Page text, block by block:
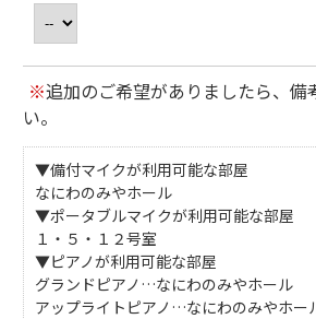
※追加のご希望がありましたら、備
い。
▼備付マイクが利用可能な部屋
なにわのみやホール
▼ポータブルマイクが利用可能な部屋
１・５・１２号室
▼ピアノが利用可能な部屋
グランドピアノ…なにわのみやホール
アップライトピアノ…なにわのみやホー